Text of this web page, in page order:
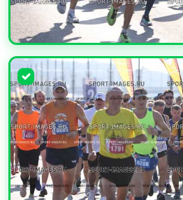
УВЕЛИЧИТЬ